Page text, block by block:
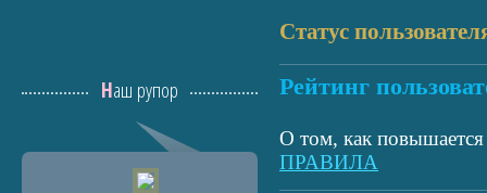
Статус
Рейтинг
О том, как повышается
ПРАВИЛА
Наш рупор